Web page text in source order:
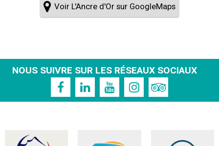
Voir L'Ancre d'Or sur GoogleMaps
NOUS SUIVRE SUR LES RÉSEAUX SOCIAUX